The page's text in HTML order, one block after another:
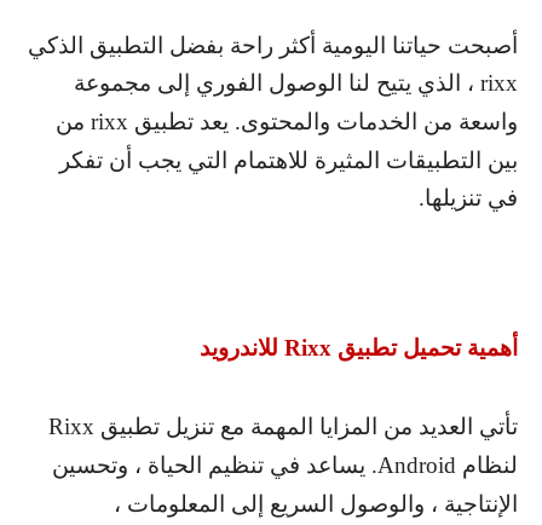
أصبحت حياتنا اليومية أكثر راحة بفضل التطبيق الذكي
rixx ، الذي يتيح لنا الوصول الفوري إلى مجموعة
واسعة من الخدمات والمحتوى. يعد تطبيق rixx من
بين التطبيقات المثيرة للاهتمام التي يجب أن تفكر
في تنزيلها.
أهمية تحميل تطبيق Rixx للاندرويد
تأتي العديد من المزايا المهمة مع تنزيل تطبيق Rixx
لنظام Android. يساعد في تنظيم الحياة ، وتحسين
الإنتاجية ، والوصول السريع إلى المعلومات ،